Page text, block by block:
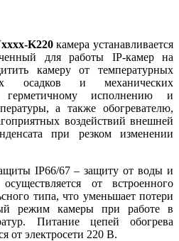
K220камера устанавливается
для работы IP-камер на
камеру от температурных
осадков и механических
герметичному исполнению и
а также обогревателю,
воздействий внешней
при резком изменении
IP66/67 – защиту от воды и
от встроенного
типа, что уменьшает потери
режим камеры при работе в
Питание цепей обогрева
от электросети 220 В.